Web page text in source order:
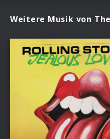
Weitere Musik von